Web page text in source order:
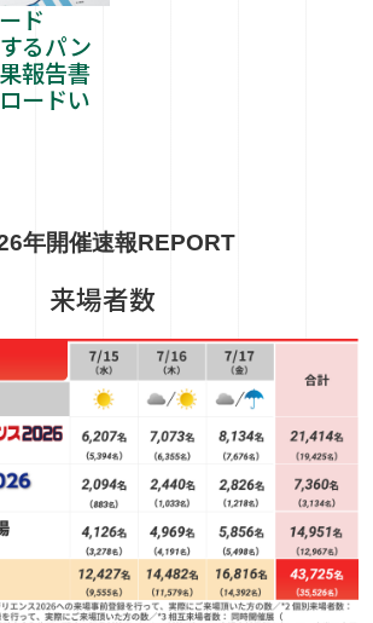
ド
るパン
報告書
ードい
年開催速報REPORT
来場者数